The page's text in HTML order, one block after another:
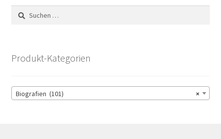
Suchen
nach:
Produkt-Kategorien
×
Biografien (101)